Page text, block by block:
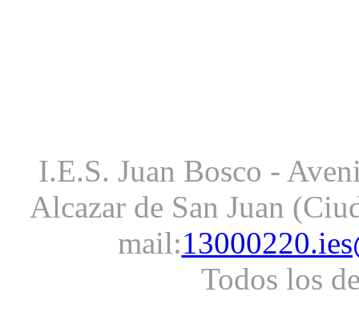
I.E.S. Juan Bosco -
Alcazar de San Juan
mail:
Todos los